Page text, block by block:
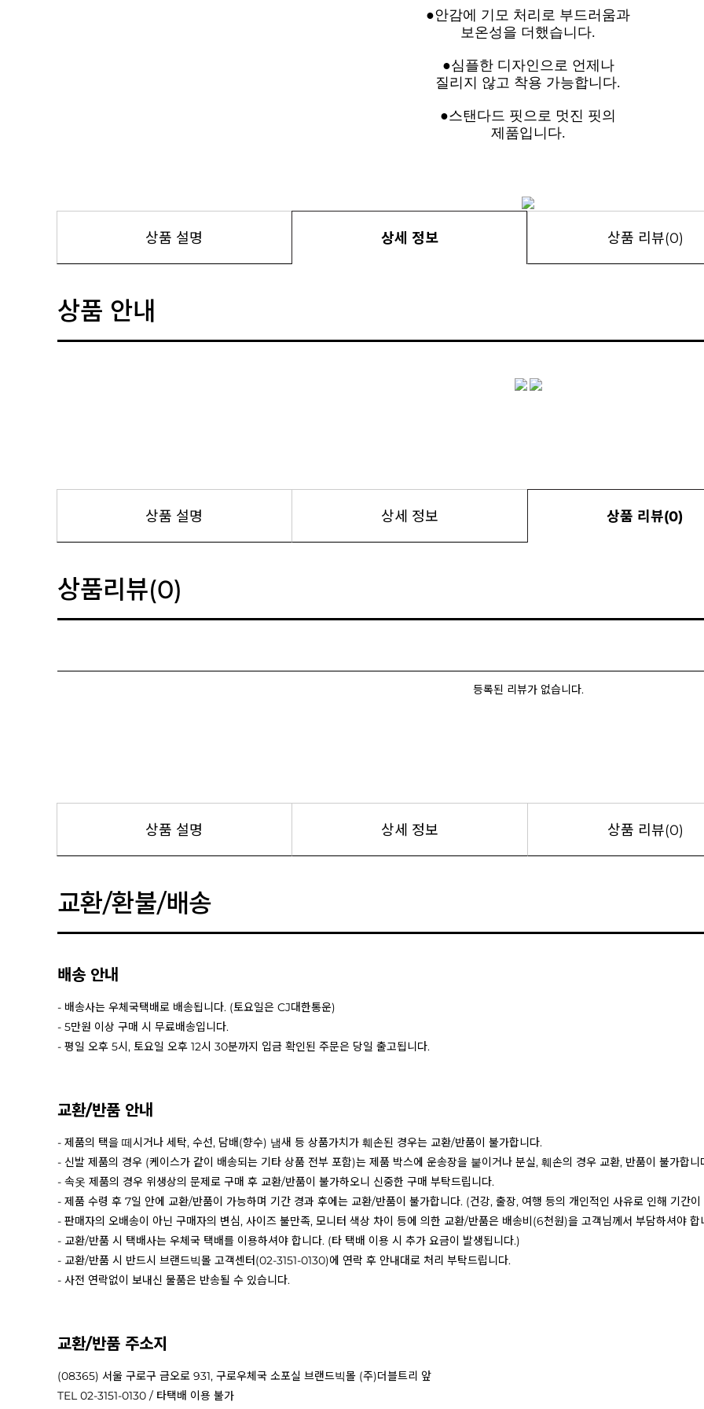
●안감에 기모 처리로 부드러움과
보온성을 더했습니다.
●심플한 디자인으로 언제나
질리지 않고 착용 가능합니다.
●스탠다드 핏으로 멋진 핏의
제품입니다.
상품 설명 상세 정보 상품 리뷰(0)
상품 안내
상품 설명 상세 정보 상품 리뷰(0)
상품리뷰(0)
등록된 리뷰가 없습니다.
상품 설명 상세 정보 상품 리뷰(0)
교환/환불/배송
배송 안내
- 배송사는 우체국택배로 배송됩니다. (토요일은 CJ대한통운)
- 5만원 이상 구매 시 무료배송입니다.
- 평일 오후 5시, 토요일 오후 12시 30분까지 입금 확인된 주문은 당일 출고됩니다.
교환/반품 안내
- 제품의 택을 떼시거나 세탁, 수선, 담배(향수) 냄새 등 상품가치가 훼손된 경우는 교환/반품이 불가합니다.
- 신발 제품의 경우 (케이스가 같이 배송되는 기타 상품 전부 포함)는 제품 박스에 운송장을 붙이거나 분실, 훼손의 경우 교환, 반품이 불가합니
- 속옷 제품의 경우 위생상의 문제로 구매 후 교환/반품이 불가하오니 신중한 구매 부탁드립니다.
- 제품 수령 후 7일 안에 교환/반품이 가능하며 기간 경과 후에는 교환/반품이 불가합니다. (건강, 출장, 여행 등의 개인적인 사유로 인해 기간
- 판매자의 오배송이 아닌 구매자의 변심, 사이즈 불만족, 모니터 색상 차이 등에 의한 교환/반품은 배송비(6천원)을 고객님께서 부담하셔야 합
- 교환/반품 시 택배사는 우체국 택배를 이용하셔야 합니다. (타 택배 이용 시 추가 요금이 발생됩니다.)
- 교환/반품 시 반드시 브랜드빅몰 고객센터(02-3151-0130)에 연락 후 안내대로 처리 부탁드립니다.
- 사전 연락없이 보내신 물품은 반송될 수 있습니다.
교환/반품 주소지
(08365) 서울 구로구 금오로 931, 구로우체국 소포실 브랜드빅몰 (주)더블트리 앞
TEL 02-3151-0130 / 타택배 이용 불가